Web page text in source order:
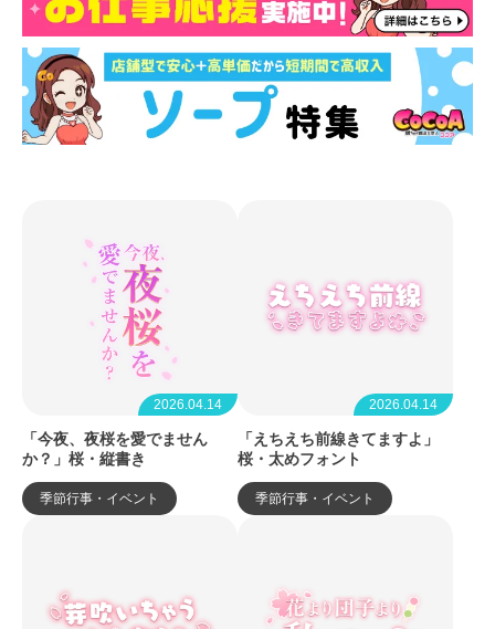
2026.04.14
「今夜、夜桜を愛でません
か？」桜・縦書き
季節行事・イベント
2026.04.14
「えちえち前線きてますよ」
桜・太めフォント
季節行事・イベント